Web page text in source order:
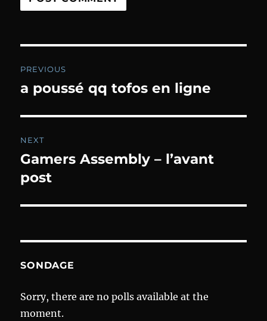
navigation
PREVIOUS
Previous
a poussé qq tofos en ligne
NEXT
Next
post:
Gamers Assembly – l’avant
post
SONDAGE
Sorry, there are no polls available at the
moment.